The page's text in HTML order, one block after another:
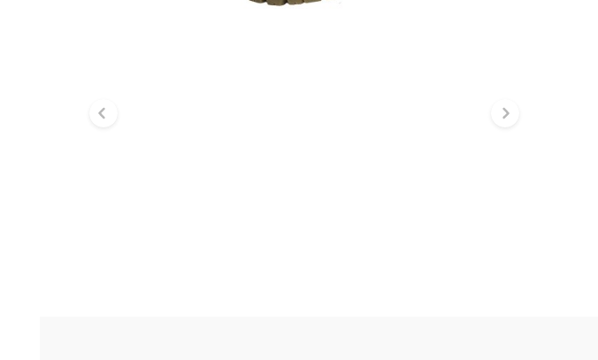
Diapositive précédente